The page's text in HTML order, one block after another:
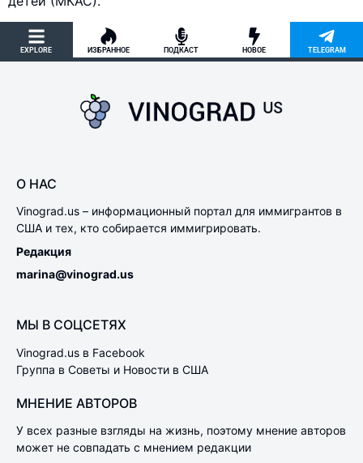
EXPLORE ИЗБРАННОЕ ПОДКАСТ НОВОЕ TELEGRAM
О НАС
Vinograd.us – информационный портал для иммигрантов в
США и тех, кто собирается иммигрировать.
Редакция
marina@vinograd.us
МЫ В СОЦСЕТЯХ
Vinograd.us в Facebook
Группа в Советы и Новости в США
МНЕНИЕ АВТОРОВ
У всех разные взгляды на жизнь, поэтому мнение авторов
может не совпадать с мнением редакции